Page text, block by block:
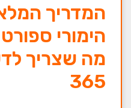
המדריך המלא
הימורי
מה שצריך
365